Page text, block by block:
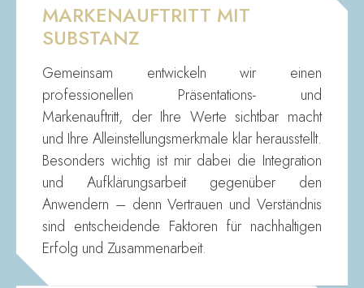
MARKENAUFTRITT MIT
SUBSTANZ
Gemeinsam entwickeln wir einen
professionellen Präsentations- und
Markenauftritt, der Ihre Werte sichtbar macht
und Ihre Alleinstellungsmerkmale klar herausstellt.
Besonders wichtig ist mir dabei die Integration
und Aufklärungsarbeit gegenüber den
Anwendern – denn Vertrauen und Verständnis
sind entscheidende Faktoren für nachhaltigen
Erfolg und Zusammenarbeit.